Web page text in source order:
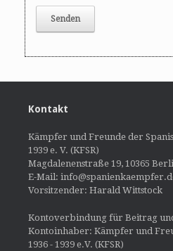
Kontakt
Kämpfer und Freunde der
1939 e. V. (KFSR)
Magdalenenstraße 19, 10365
E-Mail:
Vorsitzender: Harald Wittstock
Kontoverbindung für Beitrag
Kontoinhaber: Kämpfer und
1936 - 1939 e.V. (KFSR)